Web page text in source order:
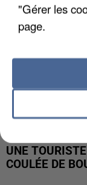
UNE
COULÉE DE
"Gérer les
page.